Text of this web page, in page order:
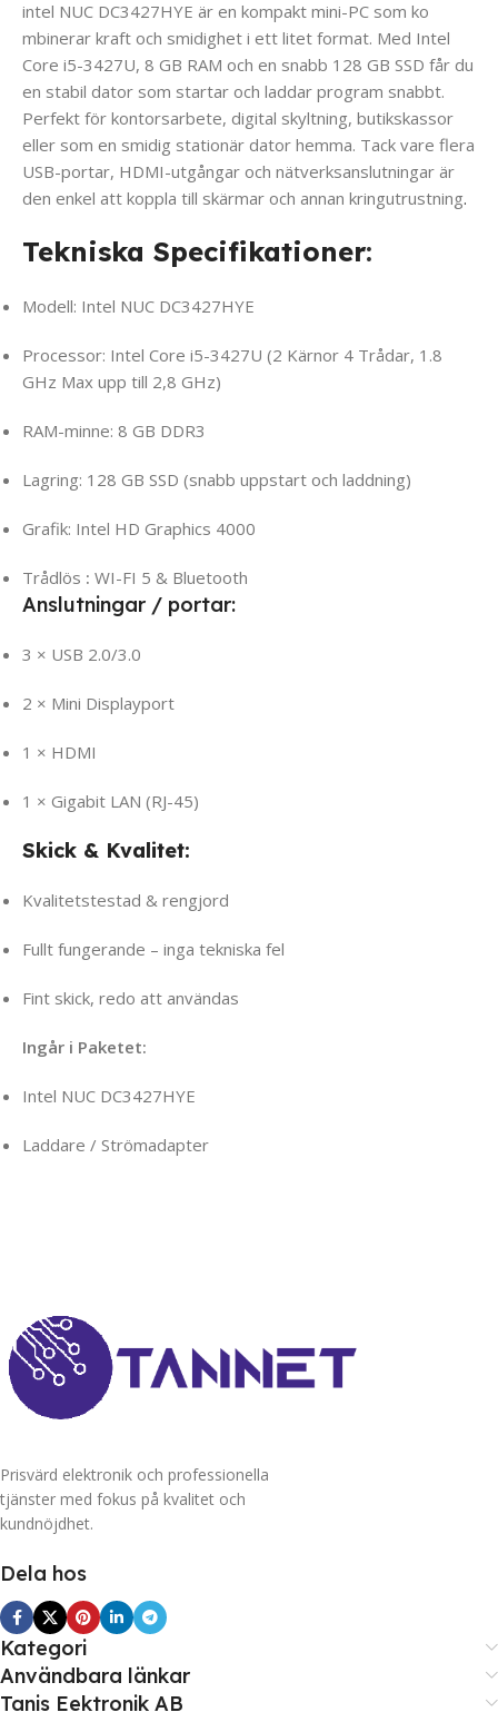
intel NUC DC3427HYE är en kompakt mini-PC som ko
mbinerar kraft och smidighet i ett litet format. Med Intel
Core i5-3427U, 8 GB RAM och en snabb 128 GB SSD får du
en stabil dator som startar och laddar program snabbt.
Perfekt för kontorsarbete, digital skyltning, butikskassor
eller som en smidig stationär dator hemma. Tack vare flera
USB-portar, HDMI-utgångar och nätverksanslutningar är
den enkel att koppla till skärmar och annan kringutrustning.
Tekniska Specifikationer:
Modell: Intel NUC DC3427HYE
Processor: Intel Core i5-3427U (2 Kärnor 4 Trådar, 1.8
GHz Max upp till 2,8 GHz)
RAM-minne: 8 GB DDR3
Lagring: 128 GB SSD (snabb uppstart och laddning)
Grafik: Intel HD Graphics 4000
Trådlös : WI-FI 5 & Bluetooth
Anslutningar / portar:
3 × USB 2.0/3.0
2 × Mini Displayport
1 × HDMI
1 × Gigabit LAN (RJ-45)
Skick & Kvalitet:
Kvalitetstestad & rengjord
Fullt fungerande – inga tekniska fel
Fint skick, redo att användas
Ingår i Paketet:
Intel NUC DC3427HYE
Laddare / Strömadapter
Prisvärd elektronik och professionella
tjänster med fokus på kvalitet och
kundnöjdhet.
Dela hos
Kategori
Användbara länkar
Tanis Eektronik AB